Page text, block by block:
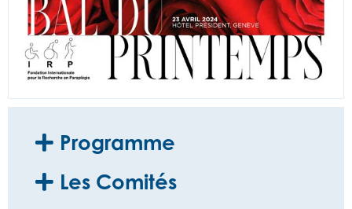
Programme
Les Comités